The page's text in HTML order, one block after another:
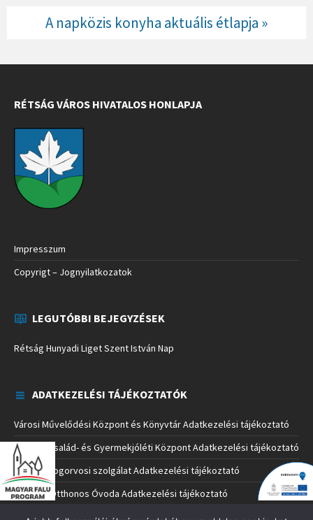
A napközis konyha aktuális étlapja »
RÉTSÁG VÁROS HIVATALOS HONLAPJA
Impresszum
Copyrigt – Jognyilatkozatok
LEGUTÓBBI BEJEGYZÉSEK
Rétság Hunyadi Liget Szent István Nap
ADATKEZELÉSI TÁJÉKOZTATÓK
Városi Művelődési Központ és Könyvtár Adatkezelési tájékoztató
Rétsági Család- és Gyermekjóléti Központ Adatkezelési tájékoztató
Rétsági Fogorvosi szolgálat Adatkezelési tájékoztató
Napközi Otthonos Óvoda Adatkezelési tájékoztató
Rétság Városi Önkormányzat Polgármesteri Hivatala Adatkezelési